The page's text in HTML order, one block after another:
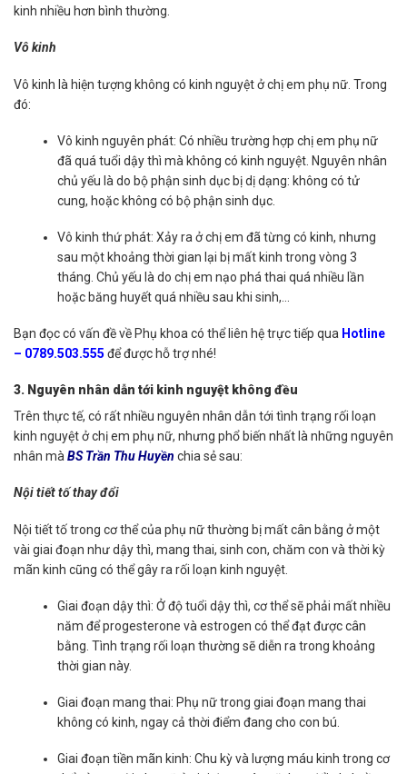
kinh nhiều hơn bình thường.
Vô kinh
Vô kinh là hiện tượng không có kinh nguyệt ở chị em phụ nữ. Trong
đó:
Vô kinh nguyên phát: Có nhiều trường hợp chị em phụ nữ
đã quá tuổi dậy thì mà không có kinh nguyệt. Nguyên nhân
chủ yếu là do bộ phận sinh dục bị dị dạng: không có tử
cung, hoặc không có bộ phận sinh dục.
Vô kinh thứ phát: Xảy ra ở chị em đã từng có kinh, nhưng
sau một khoảng thời gian lại bị mất kinh trong vòng 3
tháng. Chủ yếu là do chị em nạo phá thai quá nhiều lần
hoặc băng huyết quá nhiều sau khi sinh,…
Bạn đọc có vấn đề về Phụ khoa có thể liên hệ trực tiếp qua Hotline
– 0789.503.555 để được hỗ trợ nhé!
3. Nguyên nhân dẫn tới kinh nguyệt không đều
Trên thực tế, có rất nhiều nguyên nhân dẫn tới tình trạng rối loạn
kinh nguyệt ở chị em phụ nữ, nhưng phổ biến nhất là những nguyên
nhân màBS Trần Thu Huyền chia sẻ sau:
Nội tiết tố thay đổi
Nội tiết tố trong cơ thể của phụ nữ thường bị mất cân bằng ở một
vài giai đoạn như dậy thì, mang thai, sinh con, chăm con và thời kỳ
mãn kinh cũng có thể gây ra rối loạn kinh nguyệt.
Giai đoạn dậy thì: Ở độ tuổi dậy thì, cơ thể sẽ phải mất nhiều
năm để progesterone và estrogen có thể đạt được cân
bằng. Tình trạng rối loạn thường sẽ diễn ra trong khoảng
thời gian này.
Giai đoạn mang thai: Phụ nữ trong giai đoạn mang thai
không có kinh, ngay cả thời điểm đang cho con bú.
Giai đoạn tiền mãn kinh: Chu kỳ và lượng máu kinh trong cơ